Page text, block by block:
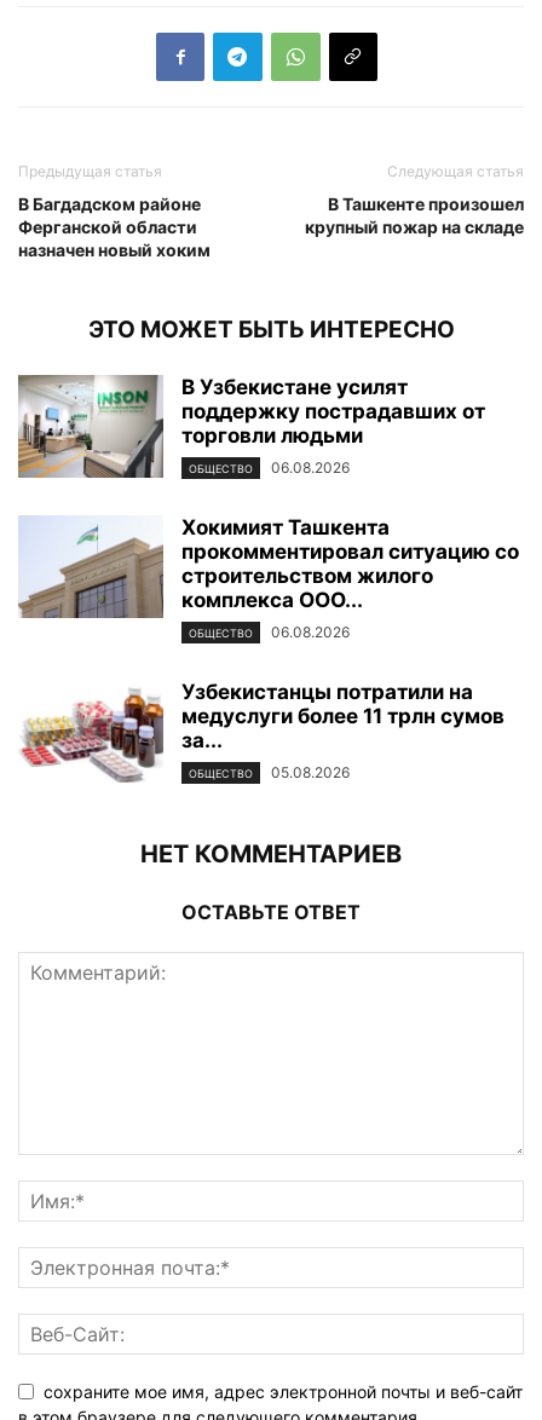
Предыдущая статья
В Багдадском районе
Ферганской области
назначен новый хоким
Следующая статья
В Ташкенте произошел
крупный пожар на складе
ЭТО МОЖЕТ БЫТЬ ИНТЕРЕСНО
В Узбекистане усилят
поддержку пострадавших от
торговли людьми
ОБЩЕСТВО 06.08.2026
Хокимият Ташкента
прокомментировал ситуацию со
строительством жилого
комплекса ООО...
ОБЩЕСТВО 06.08.2026
Узбекистанцы потратили на
медуслуги более 11 трлн сумов
за...
ОБЩЕСТВО 05.08.2026
НЕТ КОММЕНТАРИЕВ
ОСТАВЬТЕ ОТВЕТ
сохраните мое имя, адрес электронной почты и веб-сайт